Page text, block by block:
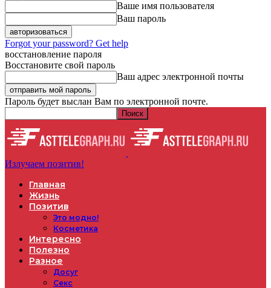
Ваше имя пользователя
Ваш пароль
Forgot your password? Get help
восстановление пароля
Восстановите свой пароль
Ваш адрес электронной почты
Пароль будет выслан Вам по электронной почте.
Излучаем позитив!
Главная
Жизнь
Позитив
Это модно!
Косметика
Интересно
Полезно
Разное
Досуг
Секс